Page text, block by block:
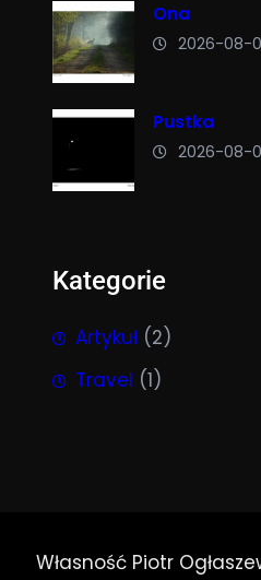
Ona
2026-08-
Pustka
2026-08-
Kategorie
Artykuł(2)
Travel (1)
Własność Piotr